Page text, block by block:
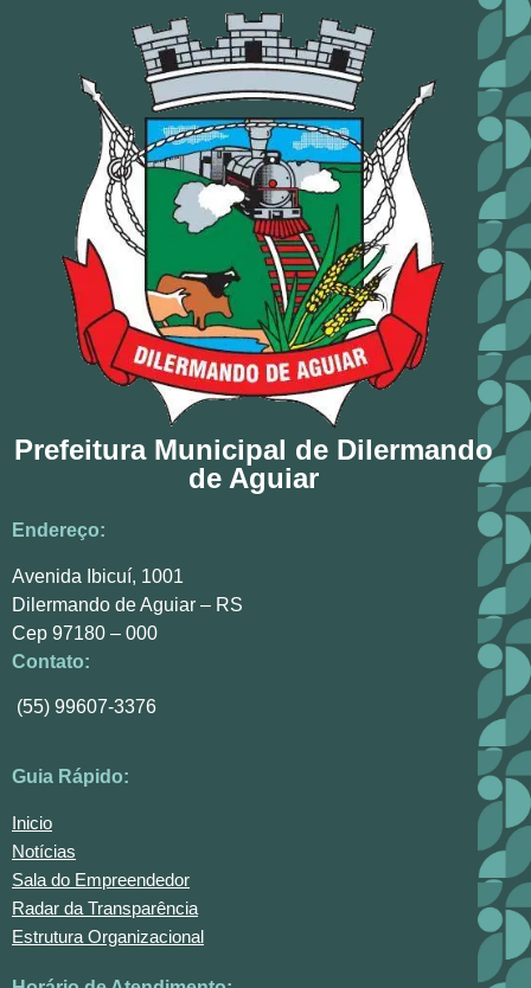
Prefeitura Municipal de Dilermando
de Aguiar
Endereço:
Avenida Ibicuí, 1001
Dilermando de Aguiar – RS
Cep 97180 – 000
Contato:
(55) 99607-3376
Guia Rápido:
Inicio
Notícias
Sala do Empreendedor
Radar da Transparência
Estrutura Organizacional